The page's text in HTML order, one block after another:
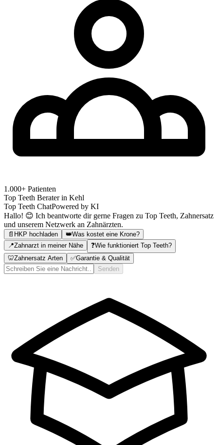
1.000+ Patienten
Top Teeth Berater in Kehl
Top Teeth ChatPowered by KI
Hallo! 😊 Ich beantworte dir gerne Fragen zu Top Teeth, Zahnersatz
und unserem Netzwerk an Zahnärzten.
📄 HKP hochladen 👑Was kostet eine Krone?
📍Zahnarzt in meiner Nähe ❓Wie funktioniert Top Teeth?
🦷Zahnersatz Arten ✅Garantie & Qualität
Senden